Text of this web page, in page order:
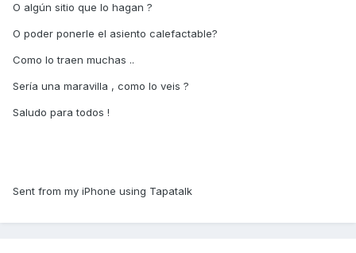
O algún sitio que lo hagan ?
O poder ponerle el asiento calefactable?
Como lo traen muchas ..
Sería una maravilla , como lo veis ?
Saludo para todos !
Sent from my iPhone using Tapatalk